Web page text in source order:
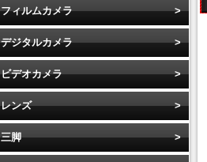
フィルムカメラ
デジタルカメラ
ビデオカメラ
レンズ
三脚